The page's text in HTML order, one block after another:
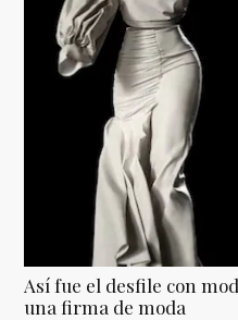
Así fue el desfile con
una firma de moda